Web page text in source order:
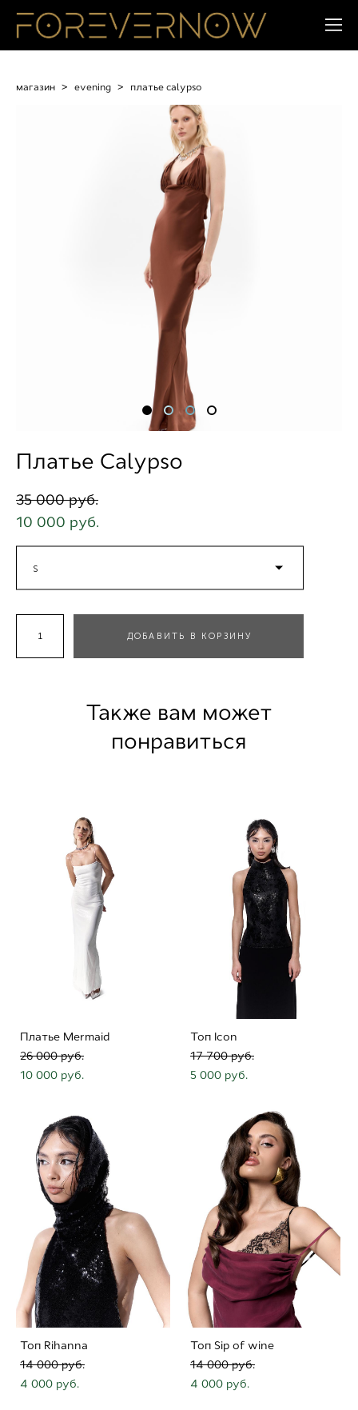
магазин > evening > платье calypso
Платье Calypso
35 000 pуб.
10 000 pуб.
S
ДОБАВИТЬ В КОРЗИНУ
Также вам может
понравиться
Платье Mermaid
26 000 pуб.
10 000 pуб.
Топ Icon
17 700 pуб.
5 000 pуб.
Топ Rihanna
14 000 pуб.
4 000 pуб.
Топ Sip of wine
14 000 pуб.
4 000 pуб.